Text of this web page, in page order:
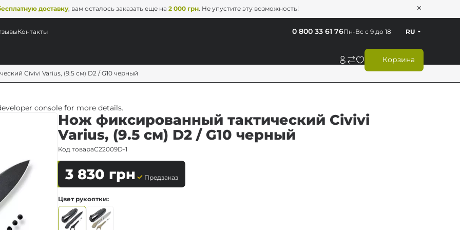
доставку, вам осталось заказать еще на 2 000 грн. Не упустите эту возможность!
Корзина
Пн-Вс с 9 до 18
0 800 33 61 76 RU
Контакты
Civivi Varius, (9.5 см) D2 / G10 черный
console for more details.
Нож фиксированный тактический Civivi
Varius, (9.5 см) D2 / G10 черный
Код товараC22009D-1
3 830 грн Предзаказ
Цвет рукоятки